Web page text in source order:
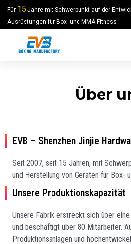
Für 15 Jahre mit Schwerpunkt auf der
Ausrüstungen für Box- und MMA-Fitness
Über
EVB – Shenzhen Jinjie
Seit 2007, seit 15 Jahren, mit
und Herstellung von Geräten für Box-
Unsere Produktionskapazität
Unsere Fabrik erstreckt sich über
und beschäftigt über 80 Mitarbeiter.
Produktionsanlagen und